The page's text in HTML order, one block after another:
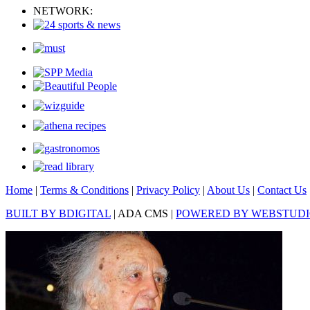
NETWORK:
Home | Terms & Conditions | Privacy Policy | About Us | Contact Us
BUILT BY BDIGITAL | ADA CMS | POWERED BY